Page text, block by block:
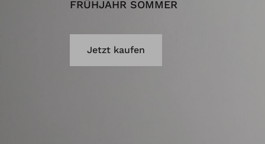
FRÜHJAHR SOMMER
Jetzt kaufen